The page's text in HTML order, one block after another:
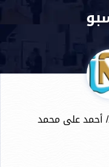
أحمد على محمد